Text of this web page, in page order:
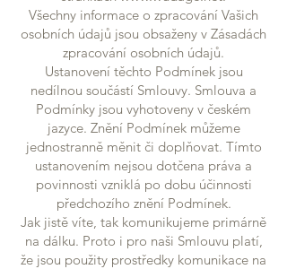
Všechny informace o zpracování Vašich
osobních údajů jsou obsaženy v Zásadách
zpracování osobních údajů.
Ustanovení těchto Podmínek jsou
nedílnou součástí Smlouvy. Smlouva a
Podmínky jsou vyhotoveny v českém
jazyce. Znění Podmínek můžeme
jednostranně měnit či doplňovat. Tímto
ustanovením nejsou dotčena práva a
povinnosti vzniklá po dobu účinnosti
předchozího znění Podmínek.
Jak jistě víte, tak komunikujeme primárně
na dálku. Proto i pro naši Smlouvu platí,
že jsou použity prostředky komunikace na